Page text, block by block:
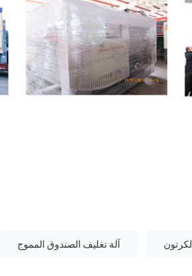
آلة تغليف الصندوق المموج